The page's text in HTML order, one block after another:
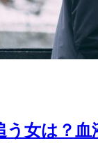
う女は？血